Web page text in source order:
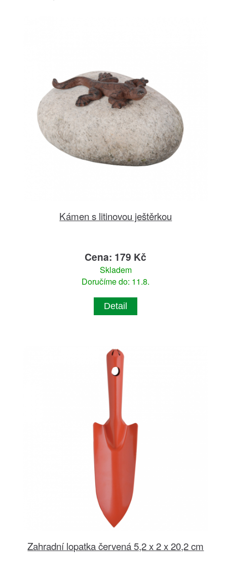
Kámen s litinovou ještěrkou
Cena: 179 Kč
Skladem
Doručíme do: 11.8.
Detail
Zahradní lopatka červená 5,2 x 2 x 20,2 cm